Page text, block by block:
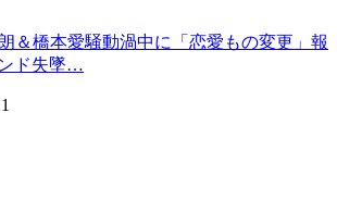
＆橋本愛騒動渦中に「恋愛もの変更」報
ド失墜…